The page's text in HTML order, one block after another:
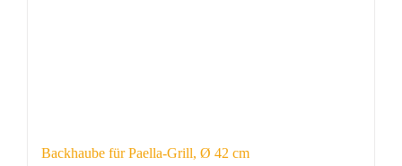
Backhaube für Paella-Grill, Ø 42 cm